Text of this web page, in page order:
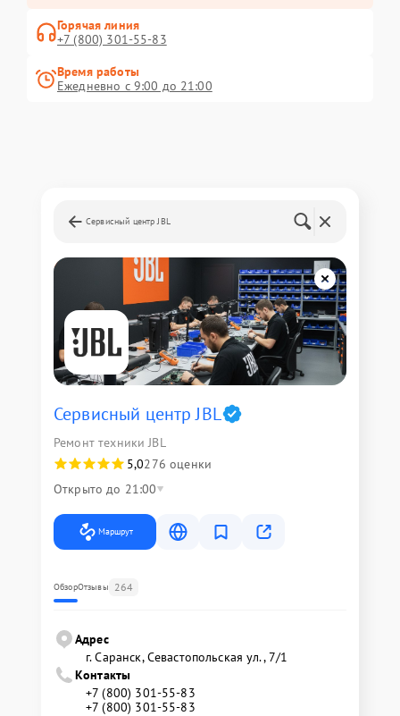
Горячая линия
+7 (800) 301-55-83
Время работы
Ежедневно с 9:00 до 21:00
Сервисный центр JBL
Сервисный центр JBL
Ремонт техники JBL
5,0276 оценки
Открыто до 21:00
Маршрут
ОбзорОтзывы 264
Адрес
г. Саранск, Севастопольская ул., 7/1
Контакты
+7 (800) 301-55-83
+7 (800) 301-55-83